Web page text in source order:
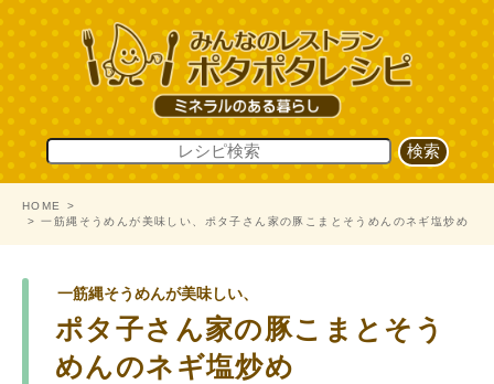
HOME
一筋縄そうめんが美味しい、ポタ子さん家の豚こまとそうめんのネギ塩炒め
一筋縄そうめんが美味しい、
ポタ子さん家の豚こまとそう
めんのネギ塩炒め